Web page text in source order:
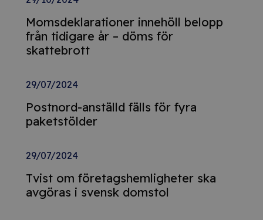
Momsdeklarationer innehöll belopp
från tidigare år – döms för
skattebrott
29/07/2024
Postnord-anställd fälls för fyra
paketstölder
29/07/2024
Tvist om företagshemligheter ska
avgöras i svensk domstol